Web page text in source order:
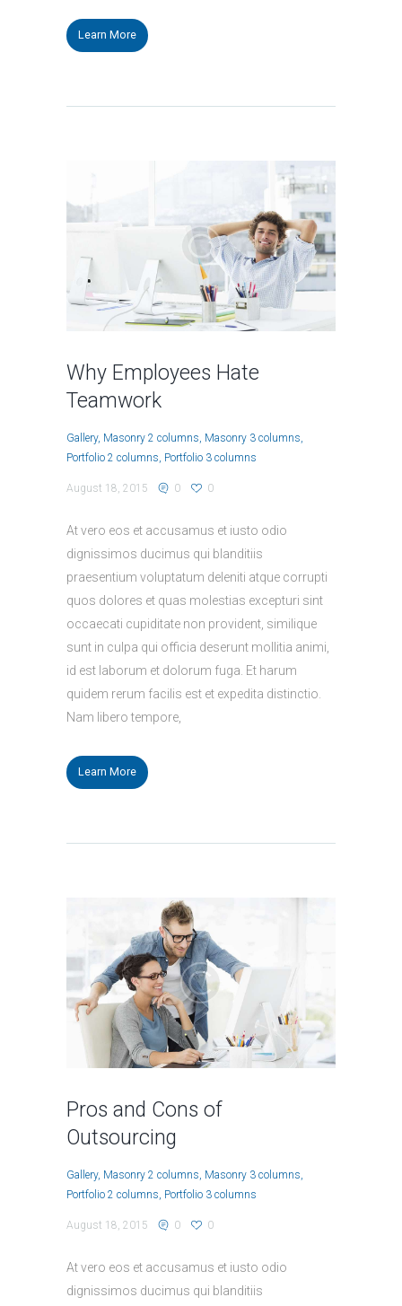
Learn More
Why Employees Hate
Teamwork
Gallery Masonry 2 columns Masonry 3 columns
Portfolio 2 columns Portfolio 3 columns
August 18, 2015 0 0
At vero eos et accusamus et iusto odio
dignissimos ducimus qui blanditiis
praesentium voluptatum deleniti atque corrupti
quos dolores et quas molestias excepturi sint
occaecati cupiditate non provident, similique
sunt in culpa qui officia deserunt mollitia animi,
id est laborum et dolorum fuga. Et harum
quidem rerum facilis est et expedita distinctio.
Nam libero tempore,
Learn More
Pros and Cons of
Outsourcing
Gallery Masonry 2 columns Masonry 3 columns
Portfolio 2 columns Portfolio 3 columns
August 18, 2015 0 0
At vero eos et accusamus et iusto odio
dignissimos ducimus qui blanditiis